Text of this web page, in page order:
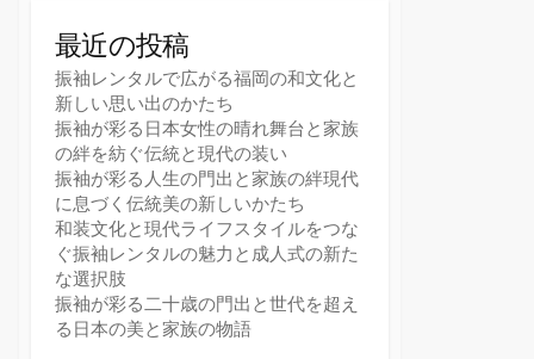
最近の投稿
振袖レンタルで広がる福岡の和文化と
新しい思い出のかたち
振袖が彩る日本女性の晴れ舞台と家族
の絆を紡ぐ伝統と現代の装い
振袖が彩る人生の門出と家族の絆現代
に息づく伝統美の新しいかたち
和装文化と現代ライフスタイルをつな
ぐ振袖レンタルの魅力と成人式の新た
な選択肢
振袖が彩る二十歳の門出と世代を超え
る日本の美と家族の物語